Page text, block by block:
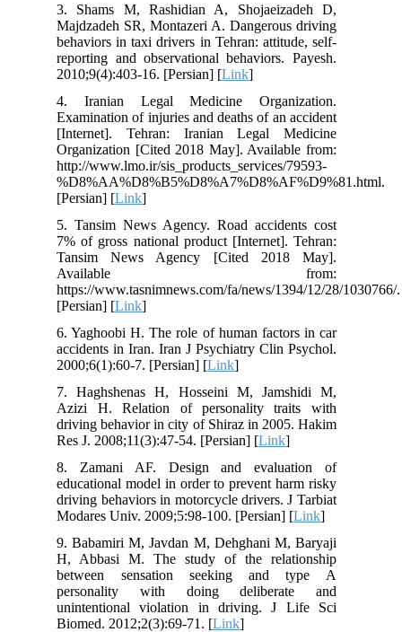
3. Shams M, Rashidian A, Shojaeizadeh D,
Majdzadeh SR, Montazeri A. Dangerous driving
behaviors in taxi drivers in Tehran: attitude, self-
reporting and observational behaviors. Payesh.
2010;9(4):403-16. [Persian] [Link
4. Iranian Legal Medicine Organization.
Examination of injuries and deaths of an accident
[Internet]. Tehran: Iranian Legal Medicine
Organization [Cited 2018 May]. Available from:
http://www.lmo.ir/sis_products_services/79593-
%D8%AA%D8%B5%D8%A7%D8%AF%D9%81.html.
[Persian] [Link
5. Tansim News Agency. Road accidents cost
7% of gross national product [Internet]. Tehran:
Tansim News Agency [Cited 2018 May].
Available from:
https://www.tasnimnews.com/fa/news/1394/12/28/
[Persian] [Link
6. Yaghoobi H. The role of human factors in car
accidents in Iran. Iran J Psychiatry Clin Psychol.
2000;6(1):60-7. [Persian] [Link
7. Haghshenas H, Hosseini M, Jamshidi M,
Azizi H. Relation of personality traits with
driving behavior in city of Shiraz in 2005. Hakim
Res J. 2008;11(3):47-54. [Persian] [Link
8. Zamani AF. Design and evaluation of
educational model in order to prevent harm risky
driving behaviors in motorcycle drivers. J Tarbiat
Modares Univ. 2009;5:98-100. [Persian] [Link
9. Babamiri M, Javdan M, Dehghani M, Baryaji
H, Abbasi M. The study of the relationship
between sensation seeking and type A
personality with doing deliberate and
unintentional violation in driving. J Life Sci
Biomed. 2012;2(3):69-71. [Link